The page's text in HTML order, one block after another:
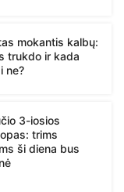
mokantis kalbų:
trukdo ir kada
ne?
3-iosios
trims
ši diena bus